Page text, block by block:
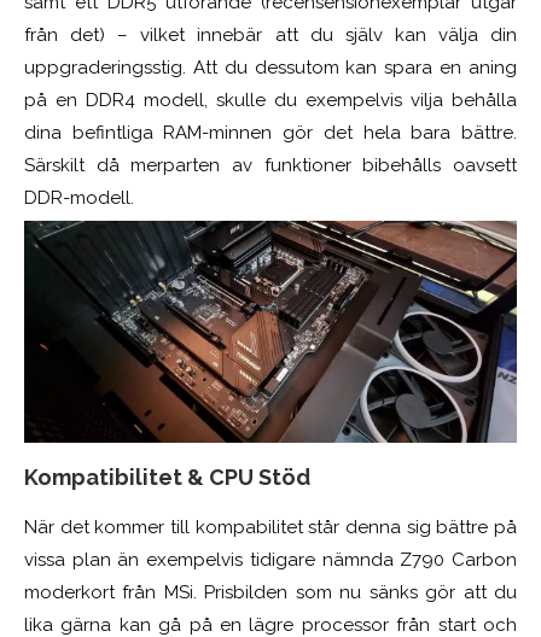
från det) – vilket innebär att du själv kan välja din
uppgraderingsstig. Att du dessutom kan spara en aning
på en DDR4 modell, skulle du exempelvis vilja behålla
dina befintliga RAM-minnen gör det hela bara bättre.
Särskilt då merparten av funktioner bibehålls oavsett
DDR-modell.
Kompatibilitet & CPU Stöd
När det kommer till kompabilitet står denna sig bättre på
vissa plan än exempelvis tidigare nämnda Z790 Carbon
moderkort från MSi. Prisbilden som nu sänks gör att du
lika gärna kan gå på en lägre processor från start och